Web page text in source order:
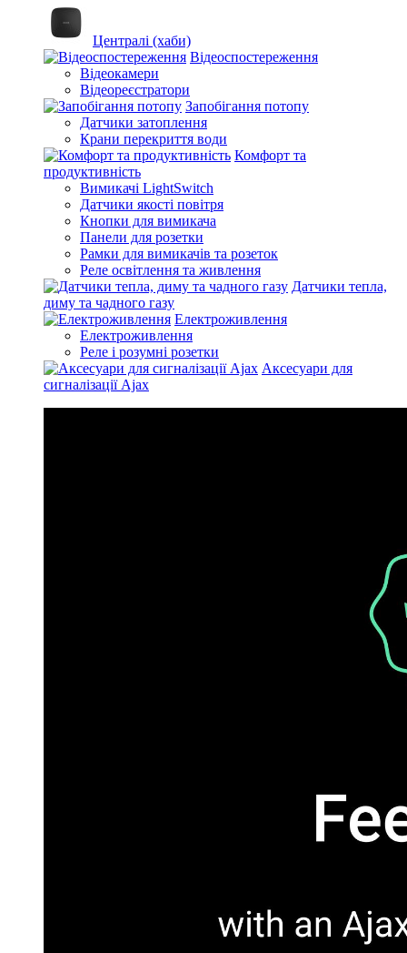
Централі (хаби)
Відеоспостереження
Відеокамери
Відеореєстратори
Запобігання потопу
Датчики затоплення
Крани перекриття води
Комфорт та
продуктивність
Вимикачі LightSwitch
Датчики якості повітря
Кнопки для вимикача
Панели для розетки
Рамки для вимикачів та розеток
Реле освітлення та живлення
Датчики тепла,
диму та чадного газу
Електроживлення
Електроживлення
Реле і розумні розетки
Аксесуари для
сигналізації Ajax